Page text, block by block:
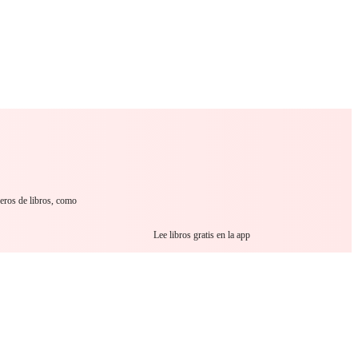
de libros, como
Lee libros gratis en la app